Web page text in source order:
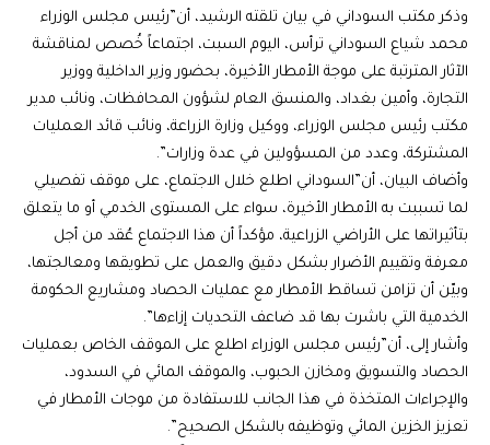
وذكر مكتب السوداني في بيان تلقته الرشيد، أن”رئيس مجلس الوزراء
محمد شياع السوداني ترأس، اليوم السبت، اجتماعاً خُصص لمناقشة
الآثار المترتبة على موجة الأمطار الأخيرة، بحضور وزير الداخلية ووزير
التجارة، وأمين بغداد، والمنسق العام لشؤون المحافظات، ونائب مدير
مكتب رئيس مجلس الوزراء، ووكيل وزارة الزراعة، ونائب قائد العمليات
المشتركة، وعدد من المسؤولين في عدة وزارات”.
وأضاف البيان، أن”السوداني اطلع خلال الاجتماع، على موقف تفصيلي
لما تسببت به الأمطار الأخيرة، سواء على المستوى الخدمي أو ما يتعلق
بتأثيراتها على الأراضي الزراعية، مؤكداً أن هذا الاجتماع عُقد من أجل
معرفة وتقييم الأضرار بشكل دقيق والعمل على تطويقها ومعالجتها،
وبيّن أن تزامن تساقط الأمطار مع عمليات الحصاد ومشاريع الحكومة
الخدمية التي باشرت بها قد ضاعف التحديات إزاءها”.
وأشار إلى، أن”رئيس مجلس الوزراء اطلع على الموقف الخاص بعمليات
الحصاد والتسويق ومخازن الحبوب، والموقف المائي في السدود،
والإجراءات المتخذة في هذا الجانب للاستفادة من موجات الأمطار في
تعزيز الخزين المائي وتوظيفه بالشكل الصحيح”.